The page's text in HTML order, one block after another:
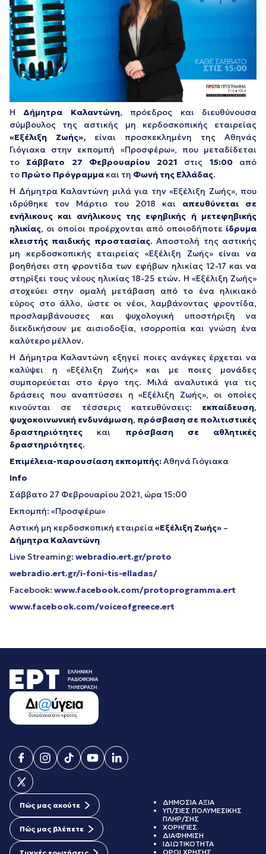
Η Δήμητρα Καλαντώνη, πρόεδρος και διευθύνουσα
σύμβουλος της αστικής μη κερδοσκοπικής εταιρείας
«Εξέλιξη Ζωής», είναι προσκεκλημένη της Αθηνάς
Γιόγιακα στην εκπομπή «Προσφέρω», που μεταδίδεται
το Σάββατο 27 Φεβρουαρίου 2021 στις 15:00από
το Πρώτο Πρόγραμμα και τη Φωνή της Ελλάδας.
Η Δήμητρα Καλαντώνη μιλά για την «Εξέλιξη Ζωής», που
ιδρύθηκε τον Μάρτιο του 2018 και απευθύνεται σε
ενήλικους και ανήλικους της εφηβικής ή μετεφηβικής
ηλικίας, οι οποίοι προέρχονται από οποιοδήποτε ίδρυμα
κλειστής παιδικής προστασίας. Αποστολή της αστικής
μη κερδοσκοπικής εταιρείας «Εξέλιξη Ζωής» είναι να
βοηθήσει στη φροντίδα των εφήβων ηλικίας 12-17 και να
στηρίξει τους νέους ηλικίας 18-25 ετών. Η «Εξέλιξη Ζωής»
στοχεύει στην ομαλή μετάβαση από το ένα ηλικιακό
εύρος στο άλλο, ώστε οι νέοι, λαμβάνοντας φροντίδα,
προσλαμβάνουσες και ψυχολογική υποστήριξη να
διεκδικήσουν με αισιοδοξία, ισορροπία και γνώση ένα
καλύτερο μέλλον.
Η Δήμητρα Καλαντώνη εξηγεί ποιες ανάγκες έρχεται να
καλύψει η «Εξέλιξη Ζωής» και με ποιες μονάδες
συμπορεύεται στο έργο της. Μιλά αναλυτικά για τις
δράσεις που αναπτύσσει η «Εξέλιξη Ζωής», οι οποίες
κινούνται σε τέσσερις κατευθύνσεις: εκπαίδευση,
ψυχοκοινωνική ενδυνάμωση, πρόσβαση σε πολιτιστικές
δραστηριότητες και πρόσβαση σε αθλητικές
δραστηριότητες.
Επιμέλεια-παρουσίαση εκπομπής:Αθηνά Γιόγιακα
Info
Σάββατο 27 Φεβρουαρίου 2021, ώρα 15:00
Εκπομπή: «Προσφέρω»
Αστική μη κερδοσκοπική εταιρεία«Εξέλιξη Ζωής» –
Δήμητρα Καλαντώνη
Live Streaming: webradio.ert.gr/proto
webradio.ert.gr/i-foni-tis-elladas/
Facebook: www.facebook.com/protoprogramma.ert
www.facebook.com/voiceofgreece.ert
Πώς μας ακούτε
Πώς μας βλέπετε
ΔΗΜΟΣΙΑ ΑΞΙΑ
ΥΠ/ΣΙΕΣ ΠΟΛΥΜΕΣΙΚΗΣ
ΠΛΗΡ/ΣΗΣ
ΧΟΡΗΓΙΕΣ
ΔΙΑΦΗΜΙΣΗ
ΙΔΙΩΤΙΚΟΤΗΤΑ
ΟΡΟΙ ΧΡΗΣΗΣ